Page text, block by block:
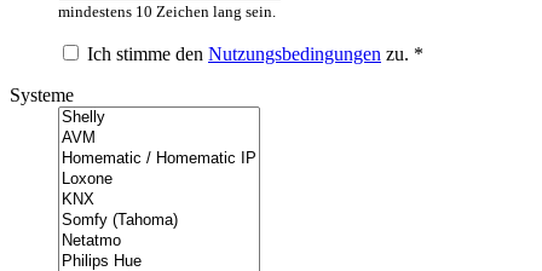
mindestens 10 Zeichen lang sein.
Ich stimme den Nutzungsbedingungen zu. *
Systeme